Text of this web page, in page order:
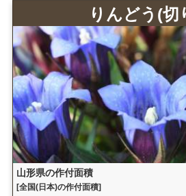
りんどう(切
山形県の作付面積
[全国(日本)の作付面積]